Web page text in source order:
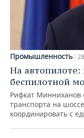
Промышленность
На автопилоте:
беспилотной
Рифкат Минниханов
транспорта на
координировать с